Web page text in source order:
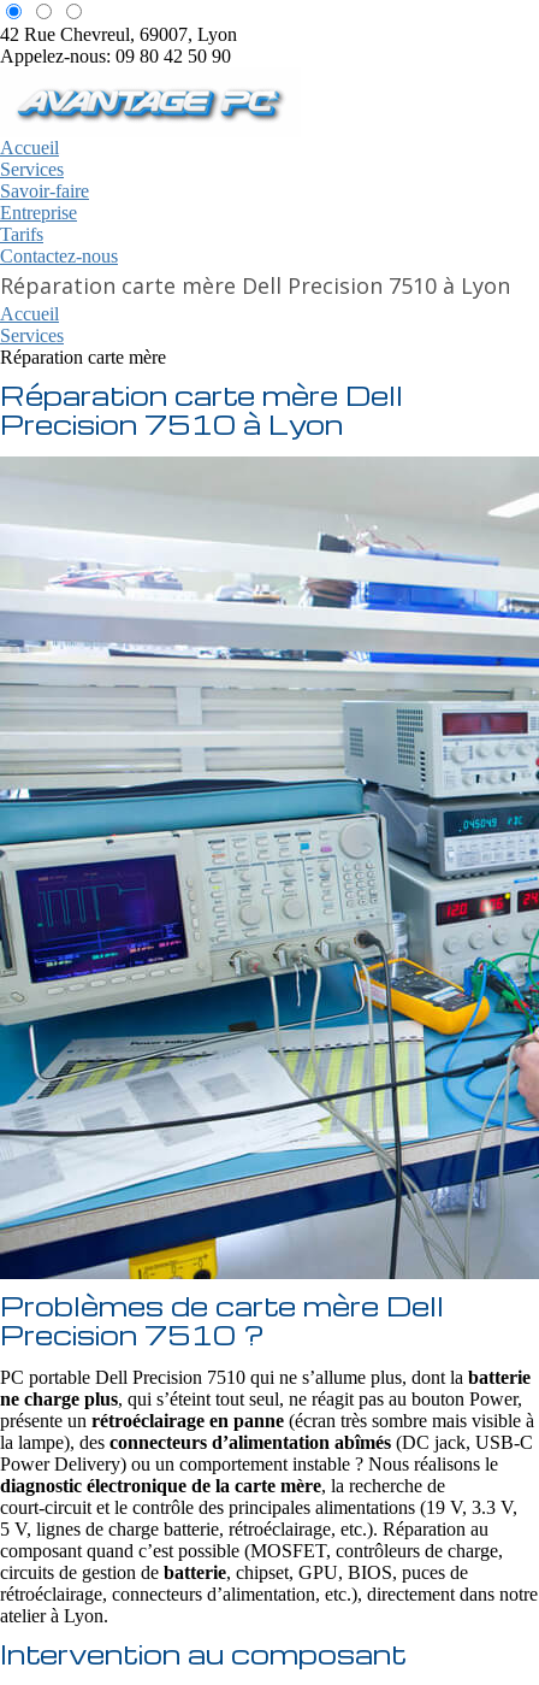
42 Rue Chevreul, 69007, Lyon
Appelez-nous: 09 80 42 50 90
Accueil
Services
Savoir-faire
Entreprise
Tarifs
Contactez-nous
Réparation carte mère Dell Precision 7510 à Lyon
Accueil
Services
Réparation carte mère
Réparation carte mère Dell
Precision 7510 à Lyon
Problèmes de carte mère Dell
Precision 7510 ?
PC portable Dell Precision 7510 qui ne s’allume plus, dont la batterie
ne charge plus, qui s’éteint tout seul, ne réagit pas au bouton Power,
présente un rétroéclairage en panne (écran très sombre mais visible à
la lampe), des connecteurs d’alimentation abîmés (DC jack, USB‑C
Power Delivery) ou un comportement instable ? Nous réalisons le
diagnostic électronique de la carte mère, la recherche de
court‑circuit et le contrôle des principales alimentations (19 V, 3.3 V,
5 V, lignes de charge batterie, rétroéclairage, etc.). Réparation au
composant quand c’est possible (MOSFET, contrôleurs de charge,
circuits de gestion de batterie, chipset, GPU, BIOS, puces de
rétroéclairage, connecteurs d’alimentation, etc.), directement dans notre
atelier à Lyon.
Intervention au composant